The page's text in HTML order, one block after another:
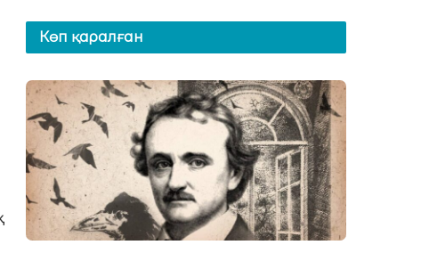
Көп қаралған